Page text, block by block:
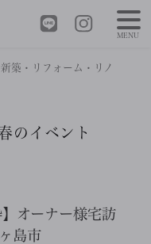
築・リフォーム・リノ
のイベント
】オーナー様宅訪
島市
MENU